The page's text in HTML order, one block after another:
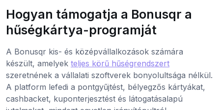
Hogyan támogatja a Bonusqr a
hűségkártya-programját
A Bonusqr kis- és középvállalkozások számára
készült, amelyek teljes körű hűségrendszert
szeretnének a vállalati szoftverek bonyolultsága nélkül.
A platform lefedi a pontgyűjtést, bélyegzős kártyákat,
cashbacket, kuponterjesztést és látogatásalapú